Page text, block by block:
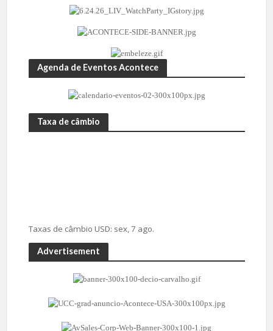
Agenda de Eventos Acontece
Taxa de câmbio
Taxas de câmbio USD: sex, 7 ago.
Advertisement